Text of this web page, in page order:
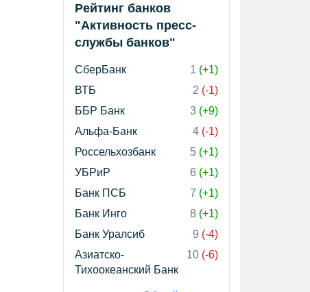
Рейтинг банков
"Активность пресс-
службы банков"
СберБанк 1 (+1)
ВТБ
2 (-1)
ББР Банк
3 (+9)
Альфа-Банк
4 (-1)
Россельхозбанк
5 (+1)
УБРиР
6 (+1)
Банк ПСБ
7 (+1)
Банк Инго
8 (+1)
Банк Уралсиб
9 (-4)
Азиатско-
Тихоокеанский Банк
10 (-6)